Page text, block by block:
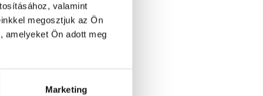
valamint
megosztjuk az Ön
amelyeket Ön adott meg
Marketing